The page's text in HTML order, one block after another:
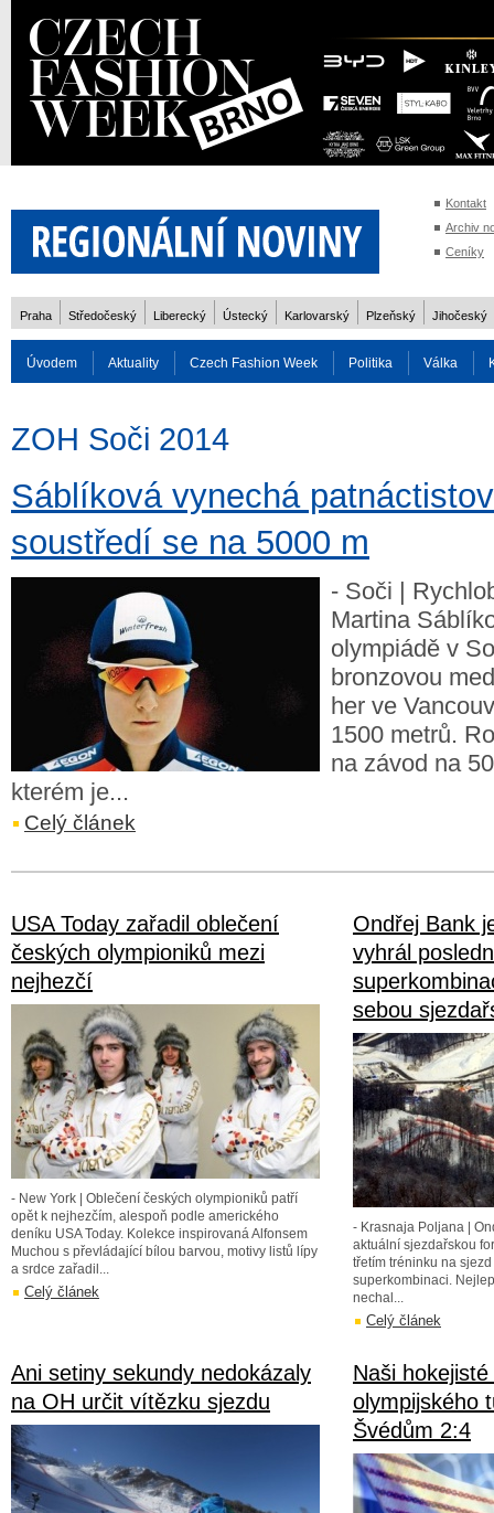
Kontakt
Archiv
Ceníky
Praha Středočeský Liberecký Ústecký Karlovarský Plzeňský Jihočeský
Úvodem Aktuality Czech Fashion Week Politika Válka
Rozhovory
ZOH Soči 2014
Sáblíková vynechá
soustředí se na 5000 m
- Soči |
Martina
olympiádě v
bronzovou
her ve
1500 metrů.
na závod na
kterém je...
Celý článek
USA Today zařadil oblečení
českých olympioniků mezi
nejhezčí
- New York | Oblečení českých olympioniků patří
opět k nejhezčím, alespoň podle amerického
deníku USA Today. Kolekce inspirovaná Alfonsem
Muchou s převládající bílou barvou, motivy listů lípy
a srdce zařadil...
Celý článek
Ondřej Bank
vyhrál
sebou
- Krasnaja Poljana |
aktuální sjezdařskou
třetím tréninku na
superkombinaci.
nechal...
Celý článek
Ani setiny sekundy nedokázaly
na OH určit vítězku sjezdu
Naši
olympijského
Švédům 2:4